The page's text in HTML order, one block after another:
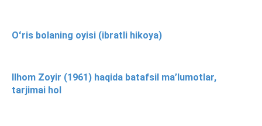
Oʻris bolaning oyisi (ibratli hikoya)
Ilhom Zoyir (1961) haqida batafsil ma’lumotlar,
tarjimai hol